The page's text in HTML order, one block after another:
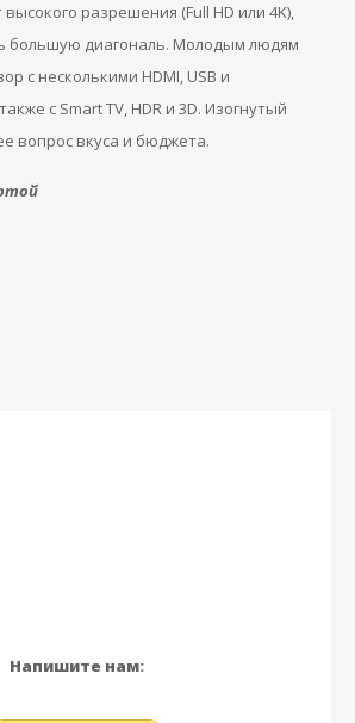
разрешения (Full HD или 4K),
большую диагональ. Молодым людям
с несколькими HDMI, USB и
с Smart TV, HDR и 3D. Изогнутый
вопрос вкуса и бюджета.
Напишите нам: